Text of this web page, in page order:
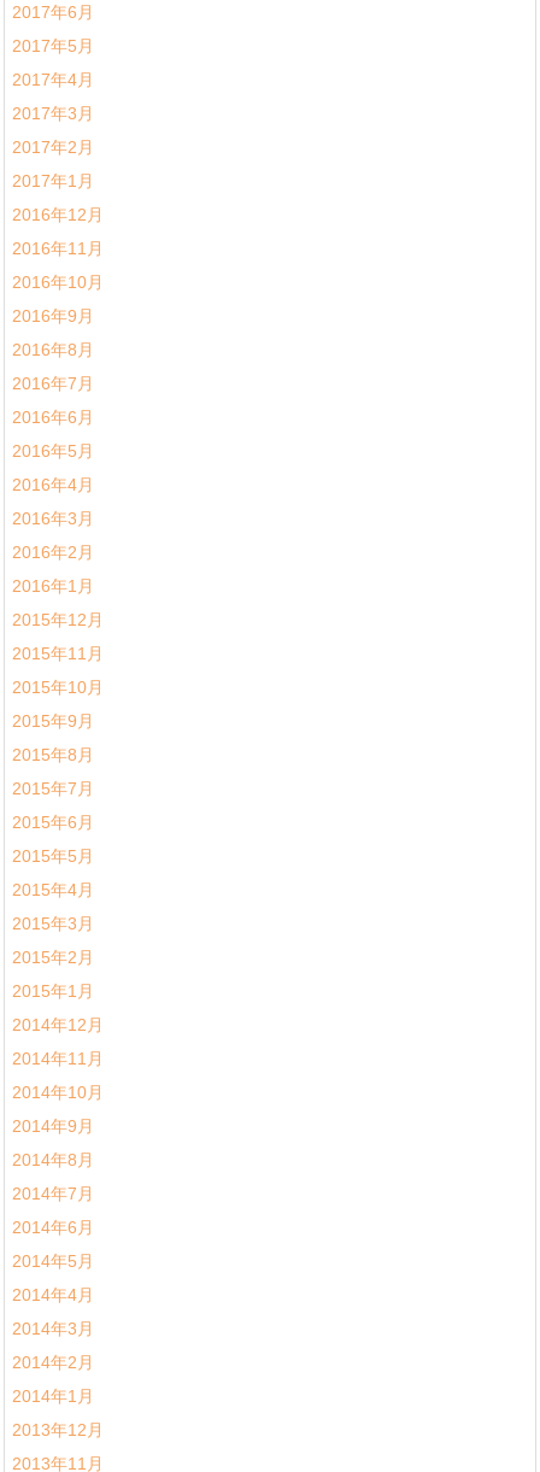
2017年6月
2017年5月
2017年4月
2017年3月
2017年2月
2017年1月
2016年12月
2016年11月
2016年10月
2016年9月
2016年8月
2016年7月
2016年6月
2016年5月
2016年4月
2016年3月
2016年2月
2016年1月
2015年12月
2015年11月
2015年10月
2015年9月
2015年8月
2015年7月
2015年6月
2015年5月
2015年4月
2015年3月
2015年2月
2015年1月
2014年12月
2014年11月
2014年10月
2014年9月
2014年8月
2014年7月
2014年6月
2014年5月
2014年4月
2014年3月
2014年2月
2014年1月
2013年12月
2013年11月